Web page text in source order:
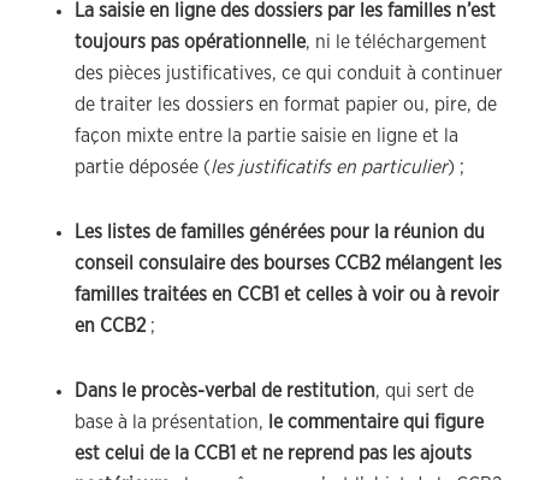
La saisie en ligne des dossiers par les familles n’est
toujours pas opérationnelle, ni le téléchargement
des pièces justificatives, ce qui conduit à continuer
de traiter les dossiers en format papier ou, pire, de
façon mixte entre la partie saisie en ligne et la
partie déposée (les justificatifs en particulier) ;
Les listes de familles générées pour la réunion du
conseil consulaire des bourses CCB2 mélangent les
familles traitées en CCB1 et celles à voir ou à revoir
en CCB2 ;
Dans le procès-verbal de restitution, qui sert de
base à la présentation, le commentaire qui figure
est celui de la CCB1 et ne reprend pas les ajouts